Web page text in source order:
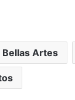
Bellas Artes